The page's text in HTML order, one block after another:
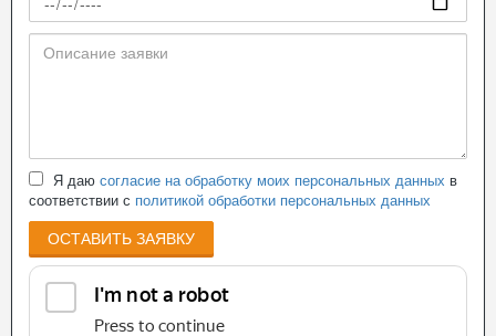
Я даю согласие на обработку моих персональных данных в
соответствии с политикой обработки персональных данных
ОСТАВИТЬ ЗАЯВКУ